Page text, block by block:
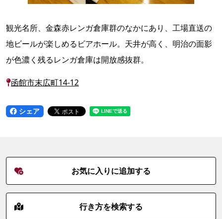
観光名所、金森赤レンガ倉庫群のなかにあり、工場直送の
地ビールが楽しめるビアホール。天井が高く、明治の面影
が色濃く残るレンガ倉庫は開放感抜群。
函館市末広町14-12
シェア
お気に入りに追加する
行き方を検索する